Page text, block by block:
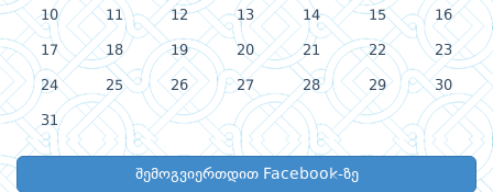
10 11 12 13 14 15 16
17 18 19 20 21 22 23
24 25 26 27 28 29 30
31
შემოგვიერთდით Facebook-ზე